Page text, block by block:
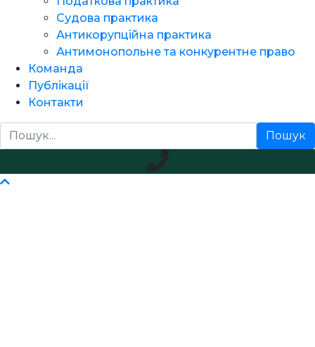
Судова практика
Антикорупційна практика
Антимонопольне та конкурентне право
Команда
Публікації
Контакти
Пошук